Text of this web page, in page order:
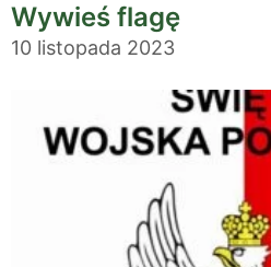
Wywieś flagę
10 listopada 2023